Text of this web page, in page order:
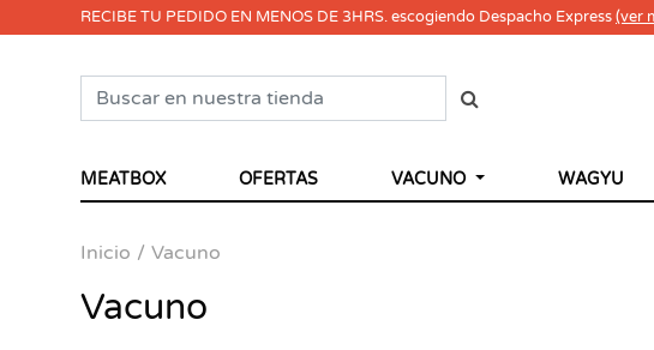
RECIBE TU PEDIDO EN MENOS DE 3HRS. escogiendo Despacho Express(ver
MEATBOX OFERTAS VACUNO WAGYU
Inicio Vacuno
Vacuno